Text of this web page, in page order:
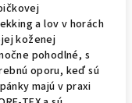
a lov v horách
koženej
pohodlné, s
oporu, keď sú
majú v praxi